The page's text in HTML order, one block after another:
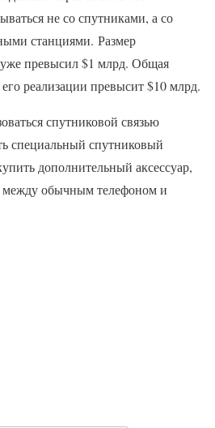
не со спутниками, а со
станциями. Размер
превысил $1 млрд. Общая
его реализации превысит $10 млрд.
спутниковой связью
специальный спутниковый
дополнительный аксессуар,
обычным телефоном и